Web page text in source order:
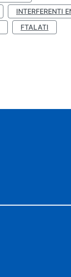
INTERFERENTI
FTALATI